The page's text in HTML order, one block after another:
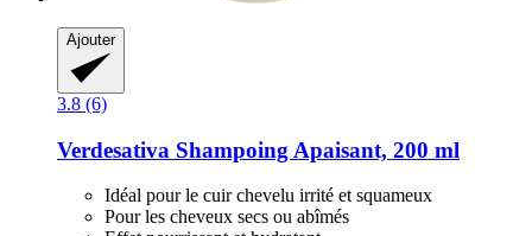
Ajouter
3.8 (6)
Verdesativa Shampoing Apaisant, 200 ml
Idéal pour le cuir chevelu irrité et squameux
Pour les cheveux secs ou abîmés